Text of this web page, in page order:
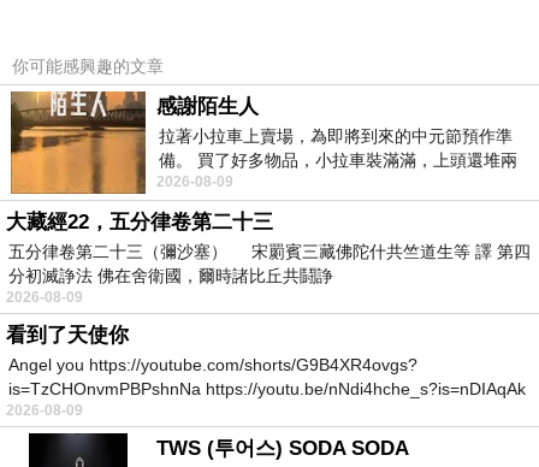
順悅 SUNYES USB2.0 連接延長線 公 - 母 連接
線 1.5m
PRORAID 八層式 USB 3.0+eSATA 3.5吋磁碟陣
列硬碟外接盒
SteelSeries QCK Diablo III Monk 鼠墊(僧侶)
曜越 鎖護者 GALERU滑鼠線夾
Cat.5e Hight-Speed 網路線 - 30M
你可能感興趣的文章
感謝陌生人
拉著小拉車上賣場，為即將到來的中元節預作準
備。 買了好多物品，小拉車裝滿滿，上頭還堆兩
紙箱。 雖辛苦了點，這點程度我一個人搬
2026-08-09
大藏經22，五分律卷第二十三
五分律卷第二十三（彌沙塞） 宋罽賓三藏佛陀什共竺道生等 譯 第四
分初滅諍法 佛在舍衛國，爾時諸比丘共鬪諍
2026-08-09
看到了天使你
Angel you https://youtube.com/shorts/G9B4XR4ovgs?
is=TzCHOnvmPBPshnNa https://youtu.be/nNdi4hche_s?is=nDIAqAk
2026-08-09
TWS (투어스) SODA SODA